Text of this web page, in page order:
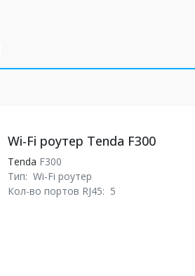
Wi-Fi роутер Tenda F300
Tenda F300
Тип: Wi-Fi роутер
Кол-во портов RJ45: 5